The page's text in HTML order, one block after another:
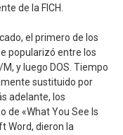
de la FICH.
el primero de los
popularizó entre los
y luego DOS. Tiempo
sustituido por
adelante, los
de «What You See Is
Word, dieron la